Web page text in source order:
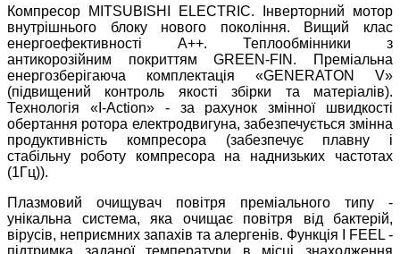
Компресор MITSUBISHI ELECTRIC. Інверторний мотор
внутрішнього блоку нового покоління. Вищий клас
енергоефективності А++. Теплообмінники з
антикорозійним покриттям GREEN-FIN. Преміальна
енергозберігаюча комплектація «GENERATON V»
(підвищений контроль якості збірки та матеріалів).
Технологія «I-Action» - за рахунок змінної швидкості
обертання ротора електродвигуна, забезпечується змінна
продуктивність компресора (забезпечує плавну і
стабільну роботу компресора на наднизьких частотах
(1Гц)).
Плазмовий очищувач повітря преміального типу -
унікальна система, яка очищає повітря від бактерій,
вірусів, неприємних запахів та алергенів. Функція I FEEL -
підтримка заданої температури в місці знаходження